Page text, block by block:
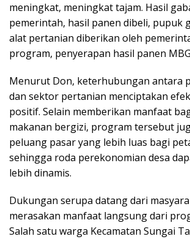
meningkat, meningkat tajam. Hasil
pemerintah, hasil panen dibeli, pupuk
alat pertanian diberikan oleh
program, penyerapan hasil panen
Menurut Don, keterhubungan antara
dan sektor pertanian menciptakan
positif. Selain memberikan manfaat
makanan bergizi, program tersebut
peluang pasar yang lebih luas bagi
sehingga roda perekonomian desa
lebih dinamis.
Dukungan serupa datang dari
merasakan manfaat langsung dari
Salah satu warga Kecamatan Sungai